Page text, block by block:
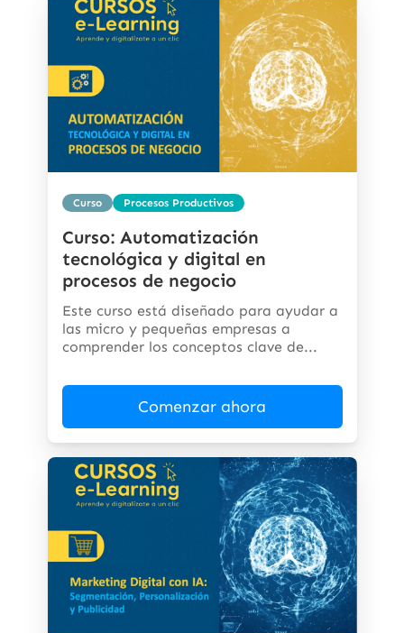
Curso Procesos Productivos
Curso: Automatización
tecnológica y digital en
procesos de negocio
Este curso está diseñado para ayudar a
las micro y pequeñas empresas a
comprender los conceptos clave de...
Comenzar ahora